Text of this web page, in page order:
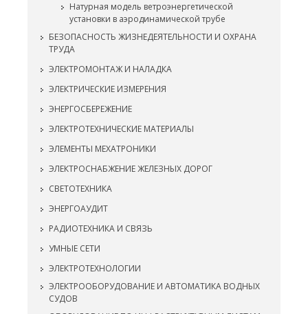
Натурная модель ветроэнергетической
установки в аэродинамической трубе
БЕЗОПАСНОСТЬ ЖИЗНЕДЕЯТЕЛЬНОСТИ И ОХРАНА
ТРУДА
ЭЛЕКТРОМОНТАЖ И НАЛАДКА
ЭЛЕКТРИЧЕСКИЕ ИЗМЕРЕНИЯ
ЭНЕРГОСБЕРЕЖЕНИЕ
ЭЛЕКТРОТЕХНИЧЕСКИЕ МАТЕРИАЛЫ
ЭЛЕМЕНТЫ МЕХАТРОНИКИ
ЭЛЕКТРОСНАБЖЕНИЕ ЖЕЛЕЗНЫХ ДОРОГ
СВЕТОТЕХНИКА
ЭНЕРГОАУДИТ
РАДИОТЕХНИКА И СВЯЗЬ
УМНЫЕ СЕТИ
ЭЛЕКТРОТЕХНОЛОГИИ
ЭЛЕКТРООБОРУДОВАНИЕ И АВТОМАТИКА ВОДНЫХ
СУДОВ